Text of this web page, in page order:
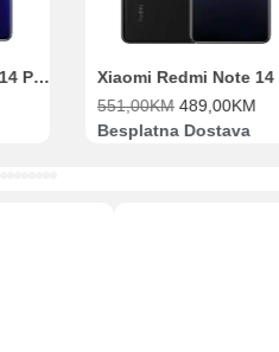
Xiaomi Redmi Note 14 Pro 8GB 256GB Ljubičasti
551,00KM 489,00KM
Besplatna Dostava